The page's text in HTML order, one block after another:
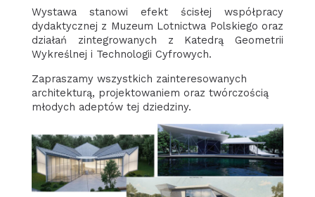
Wystawa stanowi efekt ścisłej współpracy
dydaktycznej z Muzeum Lotnictwa Polskiego oraz
działań zintegrowanych z Katedrą Geometrii
Wykreślnej i Technologii Cyfrowych.
Zapraszamy wszystkich zainteresowanych
architekturą, projektowaniem oraz twórczością
młodych adeptów tej dziedziny.